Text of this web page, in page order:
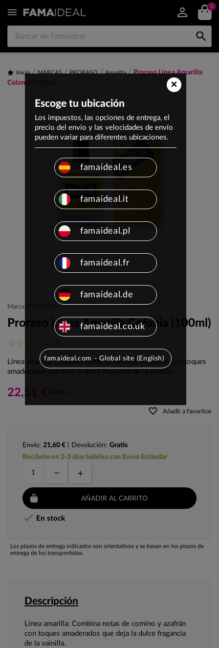
 0

Inicio MARCAS PRORASO Amarilla
Proraso Linea Amarilla
Colonia (100ml)
Marca: PRORASO
Proraso Linea Amarilla Colonia (100ml)
Línea amarilla: Combina notas de comino y azafrán con toques
amaderados que deja la dulce fragancia de la vainilla.
22,51 €
favorite_border Añadir a favoritos
Envío: 21,60 € | Devolución: Gratis
Recíbelo en 2-3 días hábiles con Envío Estándar
AÑADIR AL CARRITO
 En stock
Los plazos de entrega indicados son orientativos y se basan en los plazos de
entrega de los transportistas.
Descripción
Línea amarilla: Combina notas de comino y azafrán
con toques amaderados que deja la dulce fragancia
de la vainilla.
×
Escoge tu ubicación
Los impuestos, las opciones de entrega, el
precio del envío y las velocidades de envío
pueden variar para diferentes ubicaciones.
famaideal.es
famaideal.it
famaideal.pl
famaideal.fr
famaideal.de
famaideal.co.uk
famaideal.com - Global site (English)